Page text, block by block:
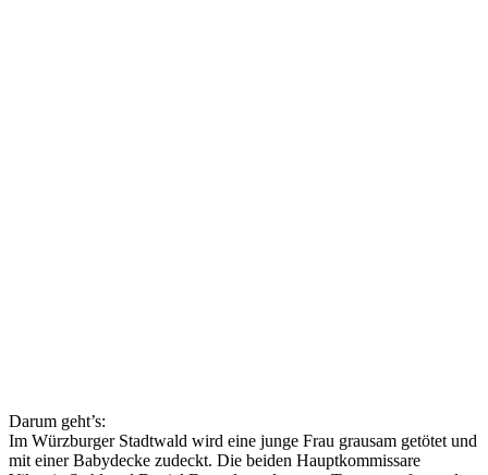
Darum geht’s:
Im Würzburger Stadtwald wird eine junge Frau grausam getötet und
mit einer Babydecke zudeckt. Die beiden Hauptkommissare